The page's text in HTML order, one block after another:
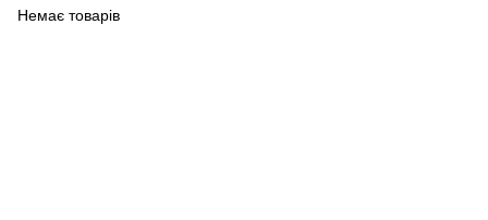
Немає товарів